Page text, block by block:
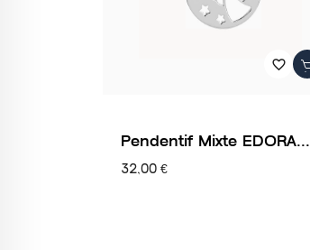
favorite_border
Pendentif Mixte EDORA...
32,00 €